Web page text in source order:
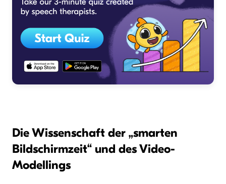
Die Wissenschaft der „smarten
Bildschirmzeit“ und des Video-
Modellings